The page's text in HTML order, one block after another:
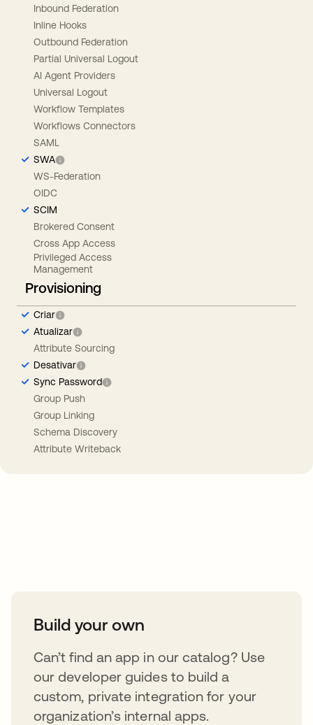
Inbound Federation
Inline Hooks
Outbound Federation
Partial Universal Logout
AI Agent Providers
Universal Logout
Workflow Templates
Workflows Connectors
SAML
SWA
WS-Federation
OIDC
SCIM
Brokered Consent
Cross App Access
Privileged Access
Management
Provisioning
Criar
Atualizar
Attribute Sourcing
Desativar
Sync Password
Group Push
Group Linking
Schema Discovery
Attribute Writeback
Build your own
Can’t find an app in our catalog? Use
our developer guides to build a
custom, private integration for your
organization’s internal apps.